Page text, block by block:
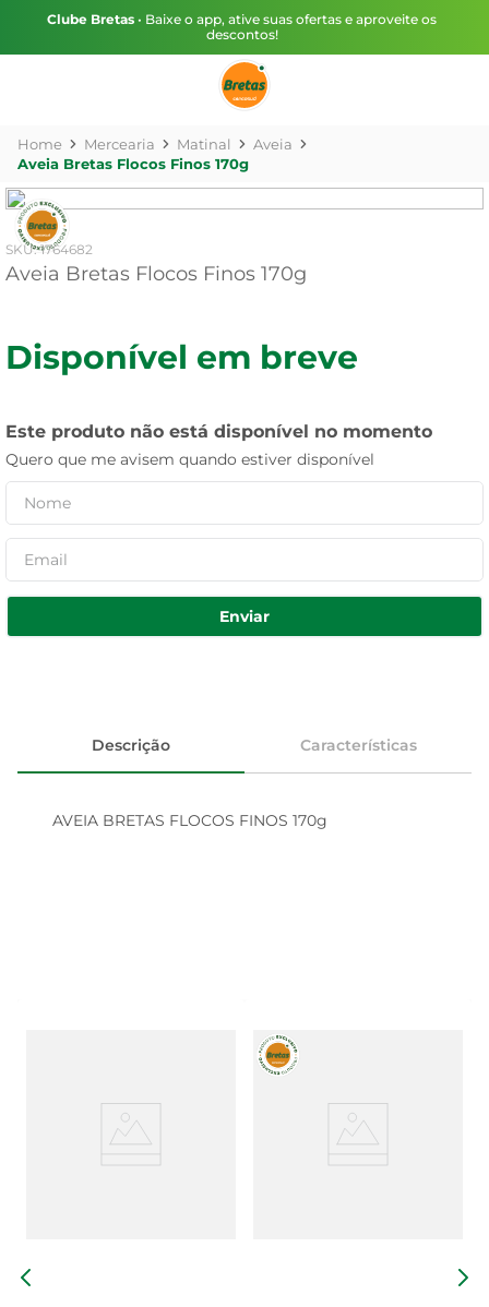
Clube Bretas • Baixe o app, ative suas ofertas e aproveite os
descontos!
Mercearia Matinal
Aveia
Aveia Bretas Flocos Finos 170g
:1764682
Aveia Bretas Flocos Finos 170g
Disponível em breve
Este produto não está disponível no momento
Quero que me avisem quando estiver disponível
Enviar
Descrição Características
AVEIA BRETAS FLOCOS FINOS 170g